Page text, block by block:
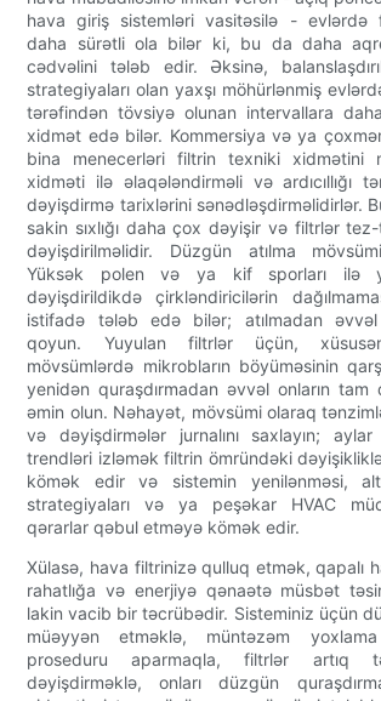
hava giriş sistemləri vasitəsilə - evlərdə
daha sürətli ola bilər ki, bu da daha
cədvəlini tələb edir. Əksinə,
strategiyaları olan yaxşı möhürlənmiş
tərəfindən tövsiyə olunan intervallara
xidmət edə bilər. Kommersiya və ya
bina menecerləri filtrin texniki xidmətini
xidməti ilə əlaqələndirməli və ardıcıllığı
dəyişdirmə tarixlərini sənədləşdirməlidirlər.
sakin sıxlığı daha çox dəyişir və filtrlər
dəyişdirilməlidir. Düzgün atılma
Yüksək polen və ya kif sporları ilə
dəyişdirildikdə çirkləndiricilərin
istifadə tələb edə bilər; atılmadan əvvəl
qoyun. Yuyulan filtrlər üçün,
mövsümlərdə mikrobların böyüməsinin
yenidən quraşdırmadan əvvəl onların tam
əmin olun. Nəhayət, mövsümi olaraq
və dəyişdirmələr jurnalını saxlayın;
trendləri izləmək filtrin ömründəki
kömək edir və sistemin yenilənməsi,
strategiyaları və ya peşəkar HVAC
qərarlar qəbul etməyə kömək edir.
Xülasə, hava filtrinizə qulluq etmək, qapalı
rahatlığa və enerjiyə qənaətə müsbət
lakin vacib bir təcrübədir. Sisteminiz üçün
müəyyən etməklə, müntəzəm
proseduru aparmaqla, filtrlər artıq
dəyişdirməklə, onları düzgün